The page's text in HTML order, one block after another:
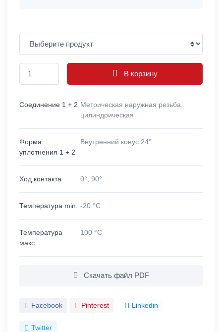
В корзину
Соединение 1 + 2 Метрическая наружная резьба,
цилиндрическая
Форма
уплотнения 1 + 2
Внутренний конус 24°
Ход контакта 0°; 90°
Температура min. -20 °C
Температура
макс.
100 °C
Скачать файл PDF
Facebook Pinterest Linkedin
Twitter